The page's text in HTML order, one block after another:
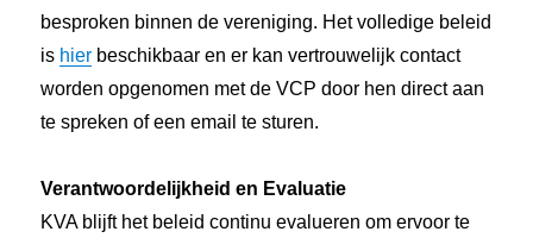
besproken binnen de vereniging. Het volledige beleid
is hier beschikbaar en er kan vertrouwelijk contact
worden opgenomen met de VCP door hen direct aan
te spreken of een email te sturen.
Verantwoordelijkheid en Evaluatie
KVA blijft het beleid continu evalueren om ervoor te